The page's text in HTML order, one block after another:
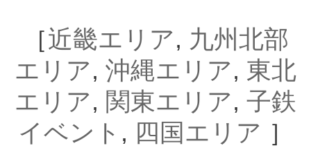
［近畿エリア, 九州北部
エリア, 沖縄エリア, 東北
エリア, 関東エリア, 子鉄
イベント , 四国エリア ］